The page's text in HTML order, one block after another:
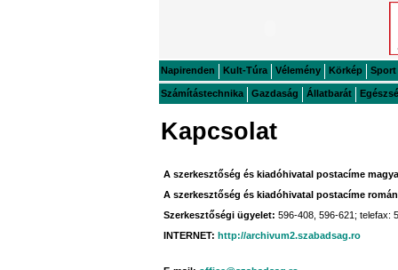
Napirenden Kult-Túra Vélemény Körkép Sport
Számítástechnika Gazdaság Állatbarát
Kapcsolat
A szerkesztőség és kiadóhivatal postacíme
A szerkesztőség és kiadóhivatal postacíme
Szerkesztőségi ügyelet: 596-408, 596-621; telefax:
INTERNET: http://archivum2.szabadsag.ro